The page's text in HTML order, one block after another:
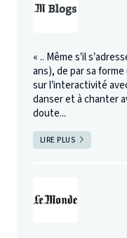
« .. Même s’il
ans), de par sa
sur l’interactivité
danser et à chanter
doute...
LIRE PLUS